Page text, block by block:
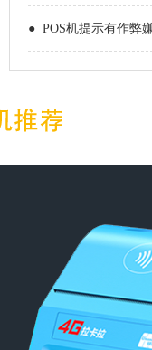
● POS机提示有作弊